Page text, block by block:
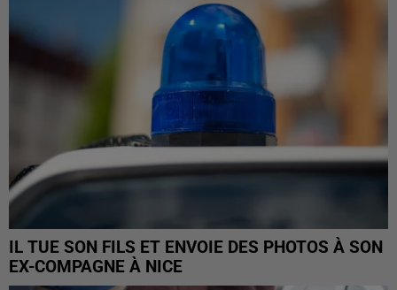
IL TUE SON FILS ET ENVOIE DES PHOTOS À SON
EX-COMPAGNE À NICE